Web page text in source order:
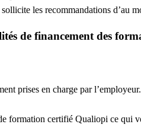
les recommandations d’au
de financement des
prises en charge par
formation certifié Qualiopi ce qui